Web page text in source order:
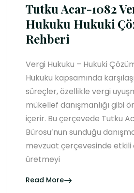
Tutku Acar-1082
Hukuku Hukuki
Rehberi
Vergi Hukuku – Hukuki
Hukuku kapsamında
süreçler, özellikle vergi
mükellef danışmanlığı gibi
içerir. Bu çerçevede Tutku
Bürosu’nun sunduğu
mevzuat çerçevesinde etkili
üretmeyi
Read More